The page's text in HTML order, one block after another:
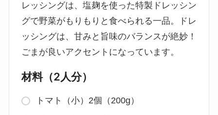
レッシングは、塩麹を使った特製ドレッシン
グで野菜がもりもりと食べられる一品。ドレ
ッシングは、甘みと旨味のバランスが絶妙！
ごまが良いアクセントになっています。
材料（2人分）
トマト（小）2個（200g）